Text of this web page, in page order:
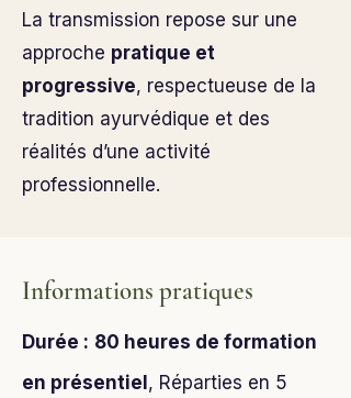
La transmission repose sur une
approche pratique et
progressive, respectueuse de la
tradition ayurvédique et des
réalités d’une activité
professionnelle.
Informations pratiques
Durée : 80 heures de formation
en présentiel , Réparties en 5